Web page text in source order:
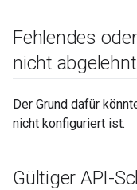
Fehlendes
nicht abgelehnt
Der Grund dafür
nicht konfiguriert ist.
Gültiger API-